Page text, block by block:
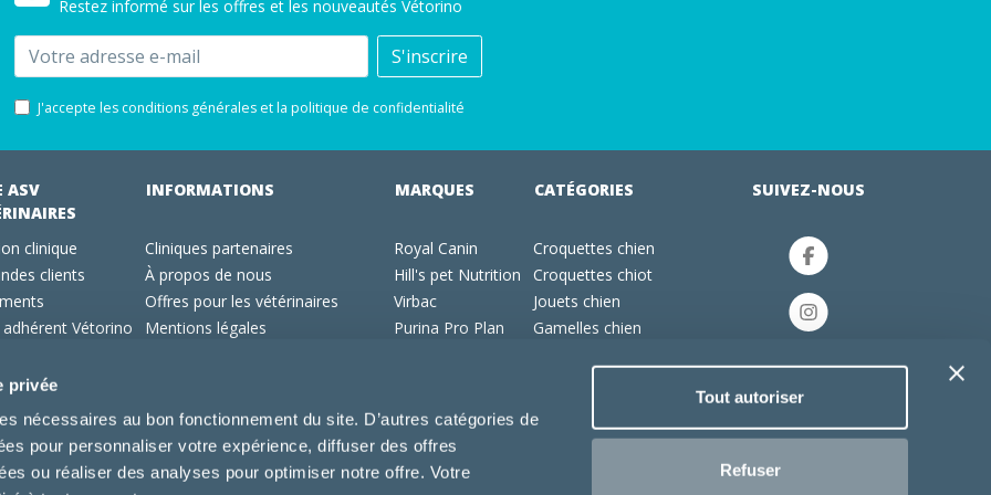
privée
nécessaires au bon fonctionnement du site. D’autres catégories de
pour personnaliser votre expérience, diffuser des offres
ou réaliser des analyses pour optimiser notre offre. Votre
Tout autoriser
Refuser
Restez informé sur les offres et les nouveautés Vétorino
Email S'inscrire
J'accepte les conditions générales et la politique de confidentialité
ASV
clinique
clients
Vétorino
INFORMATIONS
Cliniques partenaires
À propos de nous
Offres pour les vétérinaires
Mentions légales
MARQUES
Royal Canin
Hill's pet Nutrition
Virbac
Purina Pro Plan
CATÉGORIES
Croquettes chien
Croquettes chiot
Jouets chien
Gamelles chien
Jouets chat
SUIVEZ-NOUS